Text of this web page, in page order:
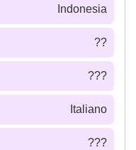
Indonesia
??
???
Italiano
???